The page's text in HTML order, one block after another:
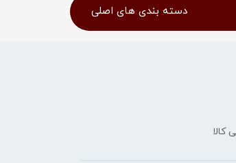
دسته بندی های اصلی